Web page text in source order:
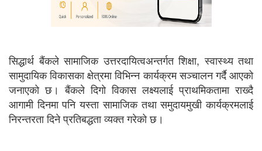
सिद्धार्थ बैंकले सामाजिक उत्तरदायित्वअन्तर्गत शिक्षा, स्वास्थ्य तथा
सामुदायिक विकासका क्षेत्रमा विभिन्न कार्यक्रम सञ्चालन गर्दै आएको
जनाएको छ। बैंकले दिगो विकास लक्ष्यलाई प्राथमिकतामा राख्दै
आगामी दिनमा पनि यस्ता सामाजिक तथा समुदायमुखी कार्यक्रमलाई
निरन्तरता दिने प्रतिबद्धता व्यक्त गरेको छ।